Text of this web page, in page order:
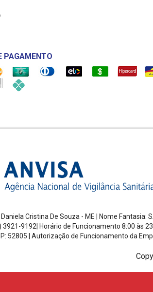
PAGAMENTO
Cristina De Souza - ME | Nome Fantasia:
3921-9192| Horário de Funcionamento 8:00 às
52805 | Autorização de Funcionamento da